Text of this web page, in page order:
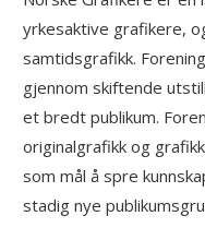
yrkesaktive grafikere,
samtidsgrafikk.
gjennom skiftende
et bredt publikum.
originalgrafikk og
som mål å spre
stadig nye